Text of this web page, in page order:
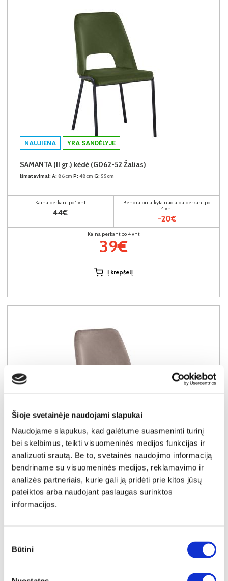
Šioje svetainėje naudojami slapukai
Naudojame slapukus, kad galėtume suasmeninti turinį
bei skelbimus, teikti visuomeninės medijos funkcijas ir
analizuoti srautą. Be to, svetainės naudojimo informaciją
bendriname su visuomeninės medijos, reklamavimo ir
analizės partneriais, kurie gali ją pridėti prie kitos jūsų
pateiktos arba naudojant paslaugas surinktos
informacijos.
pasirinkimas
Būtini
NAUJIENA YRA SANDĖLYJE
SAMANTA (II gr.) kėdė (G062-52 Žalias)
Išmatavimai: A: 86cm P: 48cm G: 55cm
Kaina perkant po 1 vnt
44€
Bendra pritaikyta nuolaida perkant po
4 vnt
-20€
Kaina perkant po 4 vnt
39€
Į krepšelį
NAUJIENA YRA SANDĖLYJE
SAMANTA (II gr.) kėdė (G062-13 Šviesiai rudas)
Išmatavimai:A:86cmP:48cmG: 55cm